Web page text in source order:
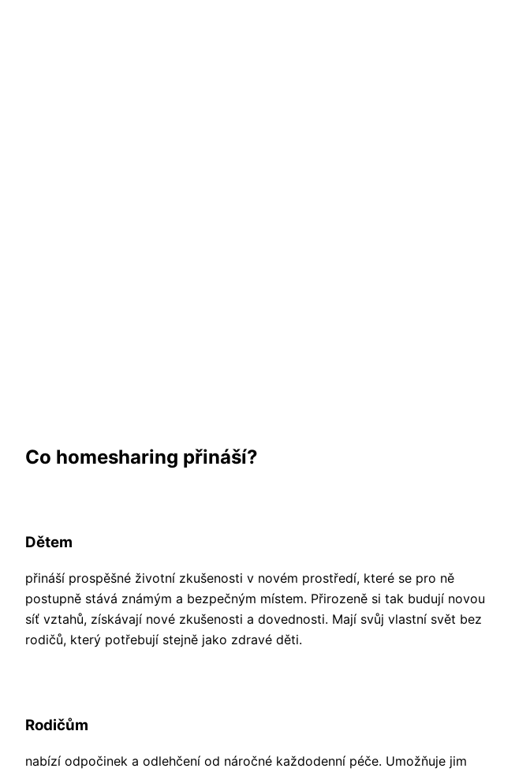
Co homesharing přináší?
Dětem
přináší prospěšné životní zkušenosti v novém prostředí, které se pro ně
postupně stává známým a bezpečným místem. Přirozeně si tak budují novou
síť vztahů, získávají nové zkušenosti a dovednosti. Mají svůj vlastní svět bez
rodičů, který potřebují stejně jako zdravé děti.
Rodičům
nabízí odpočinek a odlehčení od náročné každodenní péče. Umožňuje jim